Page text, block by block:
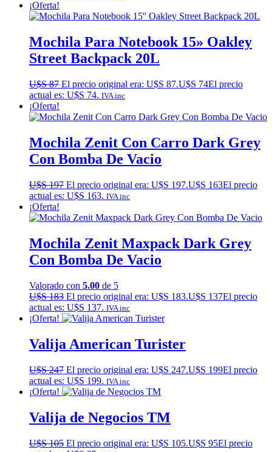
¡Oferta!
Mochila Para Notebook 15» Oakley
Street Backpack 20L
U$S87 El precio original era: U$S 87.U$S 74El precio
actual es: U$S 74. IVA inc
¡Oferta!
Mochila Zenit Con Carro Dark Grey
Con Bomba De Vacio
U$S197 El precio original era: U$S 197.U$S 163El precio
actual es: U$S 163. IVA inc
¡Oferta!
Mochila Zenit Maxpack Dark Grey
Con Bomba De Vacio
Valorado con 5.00 de 5
U$S183 El precio original era: U$S 183.U$S 137El precio
actual es: U$S 137. IVA inc
¡Oferta!
Valija American Turister
U$S247 El precio original era: U$S 247.U$S 199El precio
actual es: U$S 199. IVA inc
¡Oferta!
Valija de Negocios TM
U$S105 El precio original era: U$S 105.U$S 95El precio